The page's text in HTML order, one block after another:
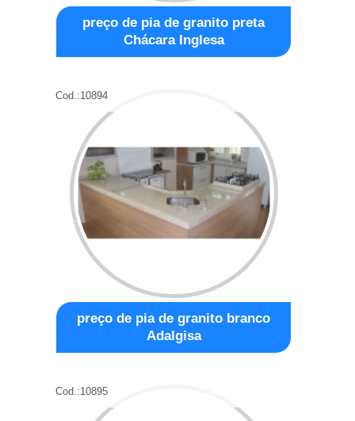
preço de pia de granito preta
Chácara Inglesa
Cod.:10894
preço de pia de granito branco
Adalgisa
Cod.:10895